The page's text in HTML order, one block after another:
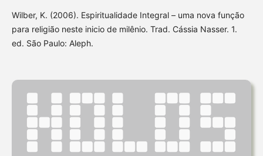
Wilber, K. (2006). Espiritualidade Integral – uma nova função
para religião neste inicio de milênio. Trad. Cássia Nasser. 1.
ed. São Paulo: Aleph.